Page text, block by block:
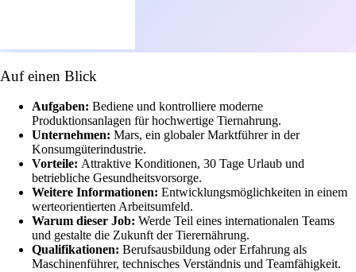
Auf einen Blick
Aufgaben: Bediene und kontrolliere moderne
Produktionsanlagen für hochwertige Tiernahrung.
Unternehmen: Mars, ein globaler Marktführer in der
Konsumgüterindustrie.
Vorteile: Attraktive Konditionen, 30 Tage Urlaub und
betriebliche Gesundheitsvorsorge.
Weitere Informationen: Entwicklungsmöglichkeiten in einem
werteorientierten Arbeitsumfeld.
Warum dieser Job: Werde Teil eines internationalen Teams
und gestalte die Zukunft der Tierernährung.
Qualifikationen: Berufsausbildung oder Erfahrung als
Maschinenführer, technisches Verständnis und Teamfähigkeit.